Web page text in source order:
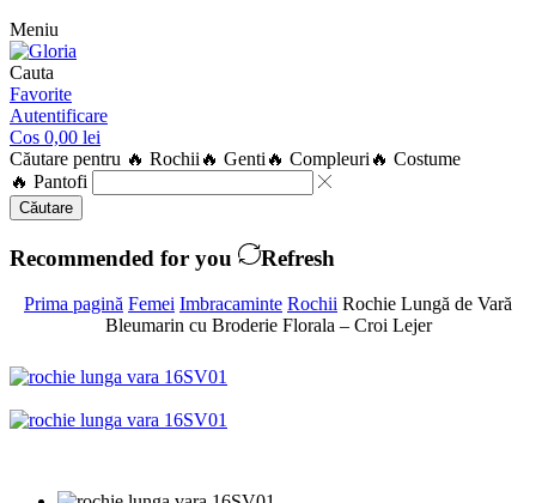
Meniu
Cauta
Favorite
Autentificare
Cos 0,00 lei
Căutare pentru 🔥 Rochii 🔥 Genti 🔥 Compleuri 🔥 Costume
🔥 Pantofi
Căutare
Recommended for you Refresh
Prima pagină Femei Imbracaminte Rochii Rochie Lungă de Vară
Bleumarin cu Broderie Florala – Croi Lejer